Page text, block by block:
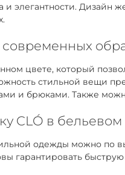
элегантности. Дизайн
цвете, который
стильной вещи
и брюками. Также
CLÓ в
одежды можно по
гарантировать